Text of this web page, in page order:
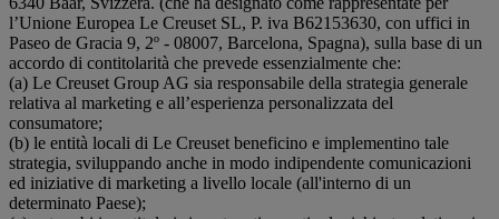
l’Unione Europea Le Creuset SL, P. iva B62153630, con uffici in
Paseo de Gracia 9, 2º - 08007, Barcelona, Spagna), sulla base di un
accordo di contitolarità che prevede essenzialmente che:
(a) Le Creuset Group AG sia responsabile della strategia generale
relativa al marketing e all’esperienza personalizzata del
consumatore;
(b) le entità locali di Le Creuset beneficino e implementino tale
strategia, sviluppando anche in modo indipendente comunicazioni
ed iniziative di marketing a livello locale (all'interno di un
determinato Paese);